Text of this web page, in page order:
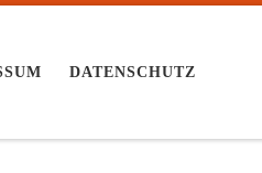
DATENSCHUTZ